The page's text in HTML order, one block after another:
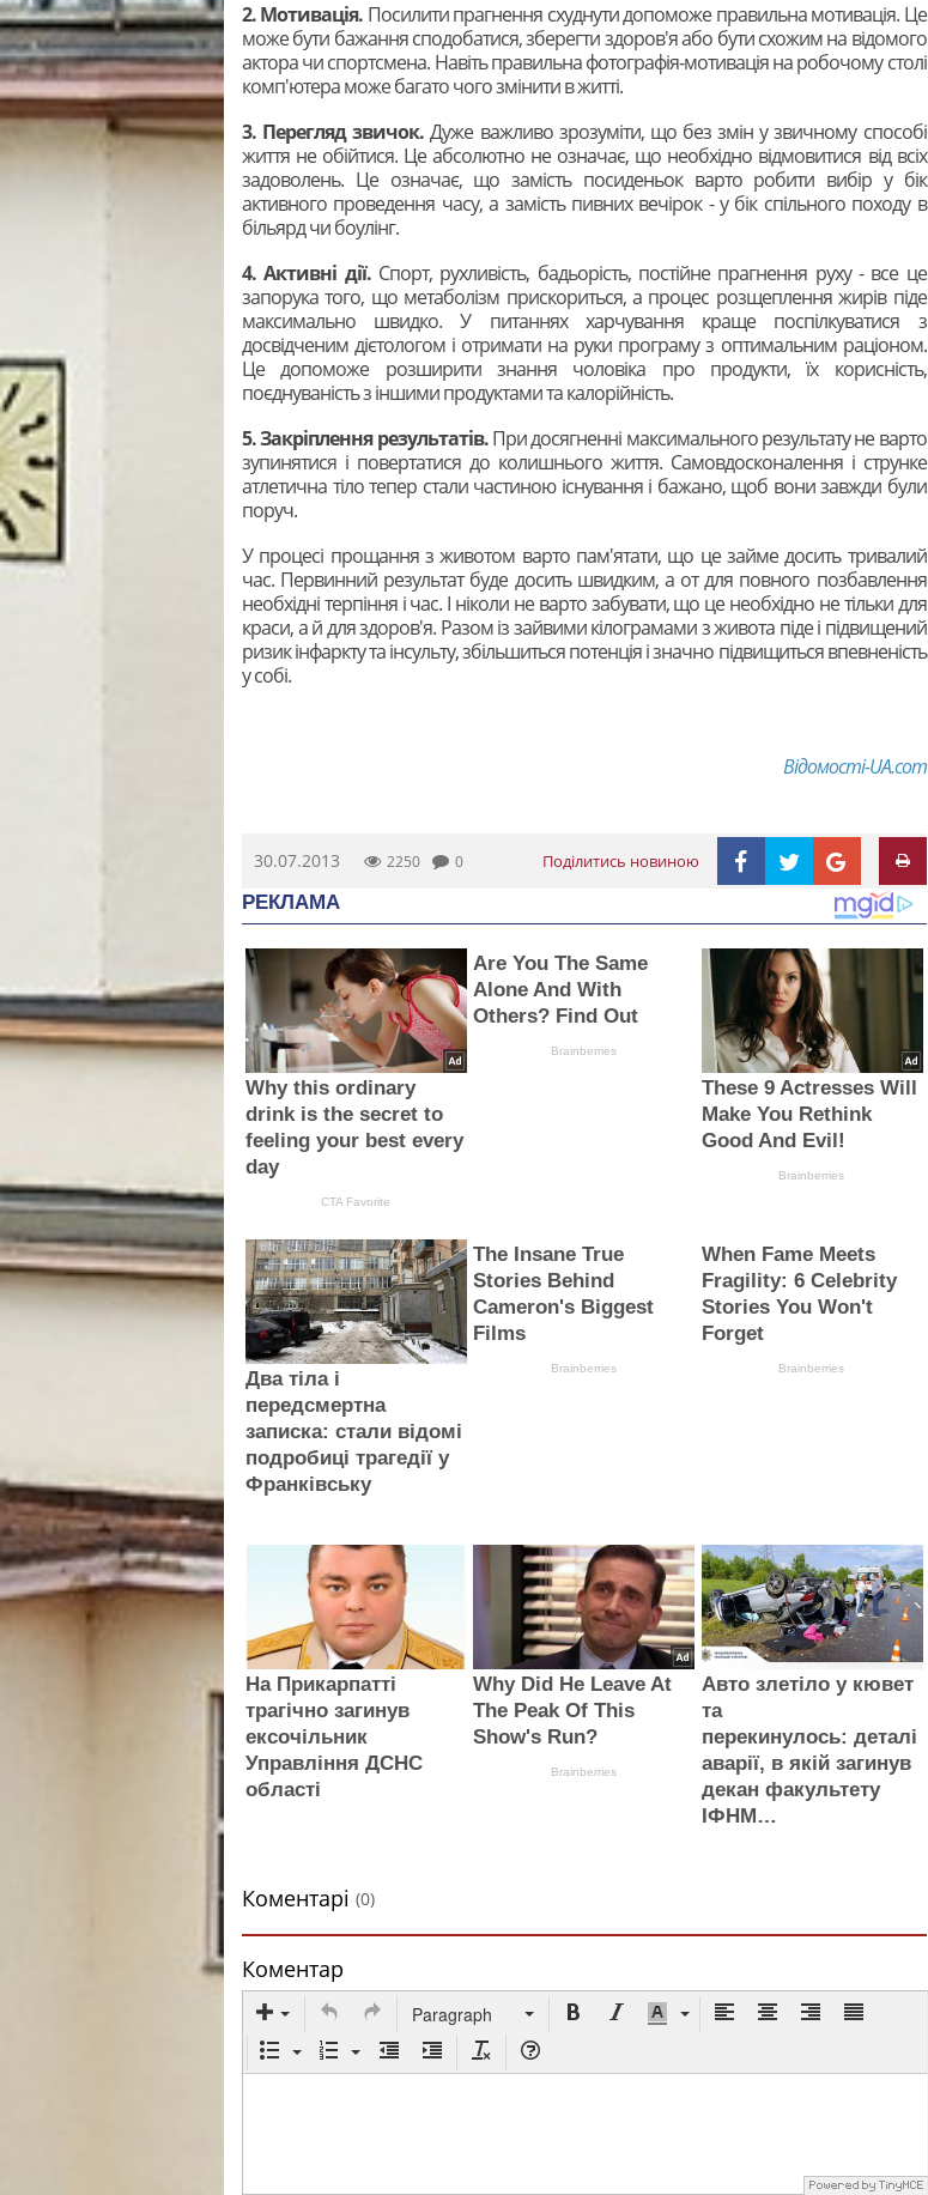
2. Мотивація. Посилити прагнення схуднути допоможе правильна мотивація. Це
може бути бажання сподобатися, зберегти здоров'я або бути схожим на відомого
актора чи спортсмена. Навіть правильна фотографія-мотивація на робочому столі
комп'ютера може багато чого змінити в житті.
3. Перегляд звичок.Дуже важливо зрозуміти, що без змін у звичному способі
життя не обійтися. Це абсолютно не означає, що необхідно відмовитися від всіх
задоволень. Це означає, що замість посиденьок варто робити вибір у бік
активного проведення часу, а замість пивних вечірок - у бік спільного походу в
більярд чи боулінг.
4. Активні дії. Спорт, рухливість, бадьорість, постійне прагнення руху - все це
запорука того, що метаболізм прискориться, а процес розщеплення жирів піде
максимально швидко. У питаннях харчування краще поспілкуватися з
досвідченим дієтологом і отримати на руки програму з оптимальним раціоном.
Це допоможе розширити знання чоловіка про продукти, їх корисність,
поєднуваність з іншими продуктами та калорійність.
5. Закріплення результатів.При досягненні максимального результату не варто
зупинятися і повертатися до колишнього життя. Самовдосконалення і струнке
атлетична тіло тепер стали частиною існування і бажано, щоб вони завжди були
поруч.
У процесі прощання з животом варто пам'ятати, що це займе досить тривалий
час. Первинний результат буде досить швидким, а от для повного позбавлення
необхідні терпіння і час. І ніколи не варто забувати, що це необхідно не тільки для
краси, а й для здоров'я. Разом із зайвими кілограмами з живота піде і підвищений
ризик інфаркту та інсульту, збільшиться потенція і значно підвищиться впевненість
у собі.
Відомості-UA.com
30.07.2013 2250 0 Поділитись новиною
РЕКЛАМА
Why this ordinary
drink is the secret to
feeling your best every
day
CTA Favorite
Are You The Same
Alone And With
Others? Find Out
Brainberries
These 9 Actresses Will
Make You Rethink
Good And Evil!
Brainberries
Два тіла і
передсмертна
записка: стали відомі
подробиці трагедії у
Франківську
The Insane True
Stories Behind
Cameron's Biggest
Films
Brainberries
When Fame Meets
Fragility: 6 Celebrity
Stories You Won't
Forget
Brainberries
На Прикарпатті
трагічно загинув
ексочільник
Управління ДСНС
області
Why Did He Leave At
The Peak Of This
Show's Run?
Brainberries
Авто злетіло у кювет
та
перекинулось: деталі
аварії, в якій загинув
декан факультету
ІФНМ…
Коментарі (0)
Коментар
Paragraph